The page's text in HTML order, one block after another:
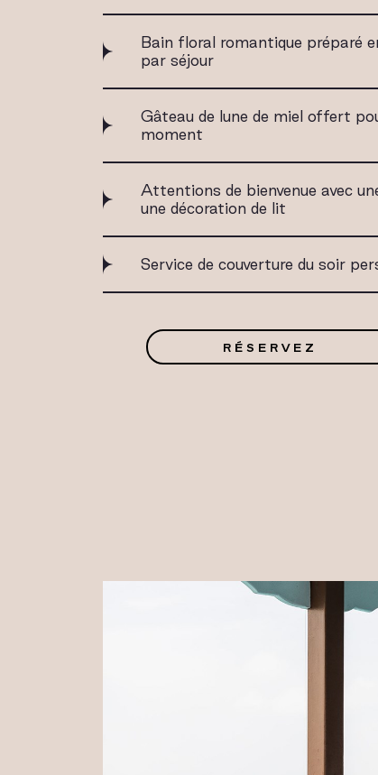
Bain floral romantique préparé
par séjour
Gâteau de lune de miel offert
moment
Attentions de bienvenue avec
une décoration de lit
Service de couverture du soir
RÉSERVEZ